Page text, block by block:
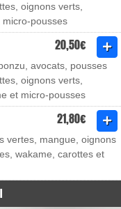
oignons verts,
pousses
20,50€
avocats, pousses
oignons verts,
et micro-pousses
21,80€
vertes, mangue, oignons
wakame, carottes et